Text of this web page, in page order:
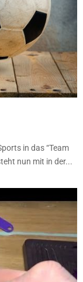
in das “Team
nun mit in der...